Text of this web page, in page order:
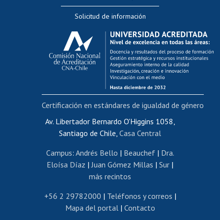
Evaluación docente
Calificación académica
Postulación al AUCAI
Funcionarias/os
Cursos internos de capacitación
Bienestar del personal
Portal de movilidad interna
Certificado de renta
Certificado de renta honorarios
Editar páginas blancas
Extranjeras/os
Revalidación y reconocimiento de títulos
Postulación al Programa de Movilidad Estudiantil
Solicitud de información
Av. Libertador Bernardo O'Higgins 1058,
Santiago de Chile, Casa Central
Campus: Andrés Bello | Beauchef| Dra.
Eloísa Díaz |Juan Gómez Millas | Sur |
más recintos
+56 2 29782000 | Teléfonos y correos |
Mapa del portal| Contacto
Certificación en estándares de igualdad de género